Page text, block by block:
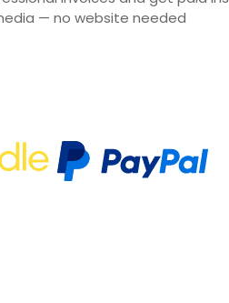
— no website needed.